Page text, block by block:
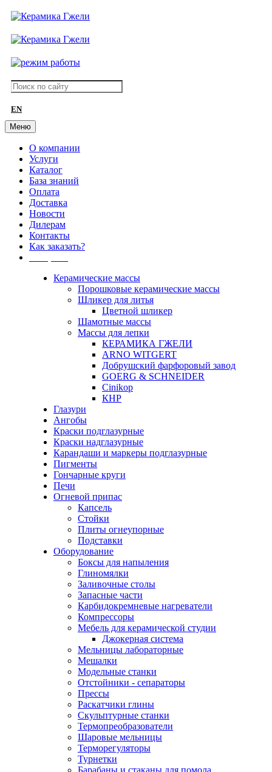
EN
Меню
О компании
Услуги
Каталог
База знаний
Оплата
Доставка
Новости
Дилерам
Контакты
Как заказать?
Керамические массы
Порошковые керамические массы
Шликер для литья
Цветной шликер
Шамотные массы
Массы для лепки
КЕРАМИКА ГЖЕЛИ
ARNO WITGERT
Добрушский фарфоровый завод
GOERG & SCHNEIDER
Cinikop
КНР
Глазури
Ангобы
Краски подглазурные
Краски надглазурные
Карандаши и маркеры подглазурные
Пигменты
Гончарные круги
Печи
Огневой припас
Капсель
Стойки
Плиты огнеупорные
Подставки
Оборудование
Боксы для напыления
Глиномялки
Заливочные столы
Запасные части
Карбидокремневые нагреватели
Компрессоры
Мебель для керамической студии
Джокерная система
Мельницы лабораторные
Мешалки
Модельные станки
Отстойники - сепараторы
Прессы
Раскатчики глины
Скульптурные станки
Термопреобразователи
Шаровые мельницы
Терморегуляторы
Турнетки
Барабаны и стаканы для помола